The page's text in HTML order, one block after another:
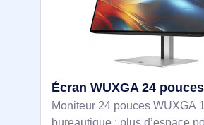
Moniteur 24 pouces WUXGA
bureautique : plus d’espace